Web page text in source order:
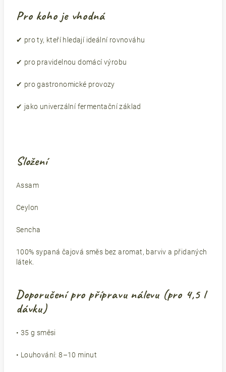
Pro koho je vhodná
✔ pro ty, kteří hledají ideální rovnováhu
✔ pro pravidelnou domácí výrobu
✔ pro gastronomické provozy
✔ jako univerzální fermentační základ
Složení
Assam
Ceylon
Sencha
100% sypaná čajová směs bez aromat, barviv a přidaných
látek.
Doporučení pro přípravu nálevu (pro 4,5 l
dávku)
• 35 g směsi
• Louhování: 8–10 minut